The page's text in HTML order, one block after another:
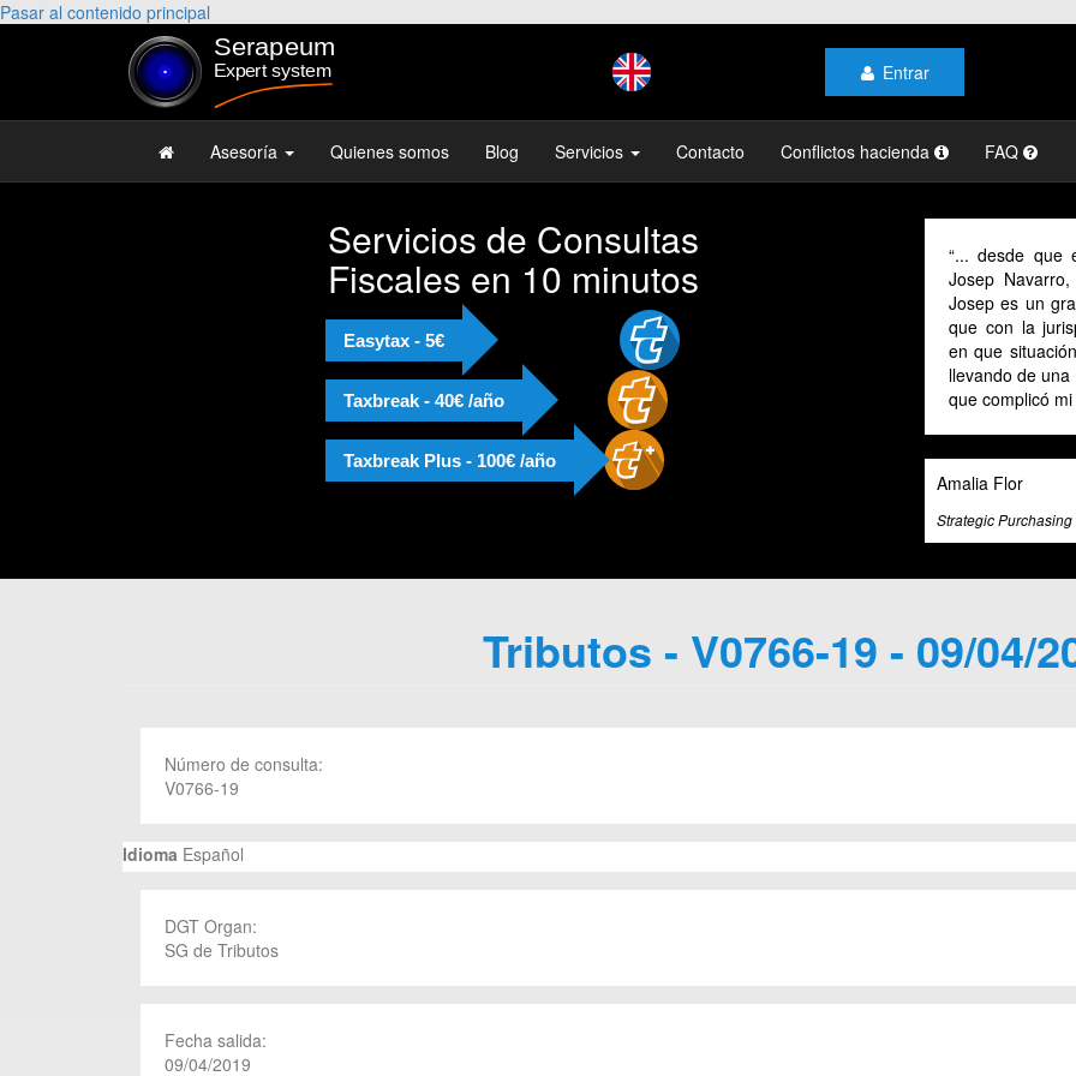
Pasar al contenido principal
Entrar
Asesoría Quienes somos Blog Servicios Contacto Conflictos hacienda FAQ
Servicios de Consultas
Fiscales en 10 minutos
Easytax - 5€
Taxbreak - 40€ /año
Taxbreak Plus - 100€ /año
... desde que
Josep
Josep es un
que con la
en que
llevando de
que complicó
Amalia Flor
Strategic
Tributos - V0766-19 - 09/04/
Número de consulta:
V0766-19
Idioma Español
DGT Organ:
SG de Tributos
Fecha salida:
09/04/2019